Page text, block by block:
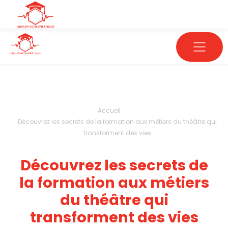
Accueil
Découvrez les secrets de la formation aux métiers du théâtre qui
transforment des vies
Découvrez les secrets de
la formation aux métiers
du théâtre qui
transforment des vies